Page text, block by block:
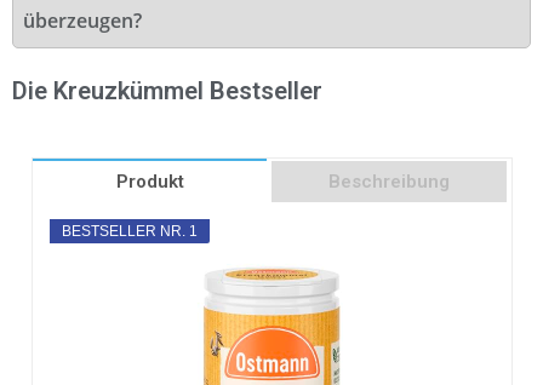
überzeugen?
Die Kreuzkümmel Bestseller
Produkt Beschreibung
BESTSELLER NR. 1